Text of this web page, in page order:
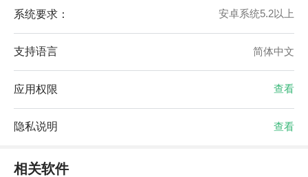
系统要求： 安卓系统5.2以上
支持语言 简体中文
应用权限 查看
隐私说明 查看
相关软件